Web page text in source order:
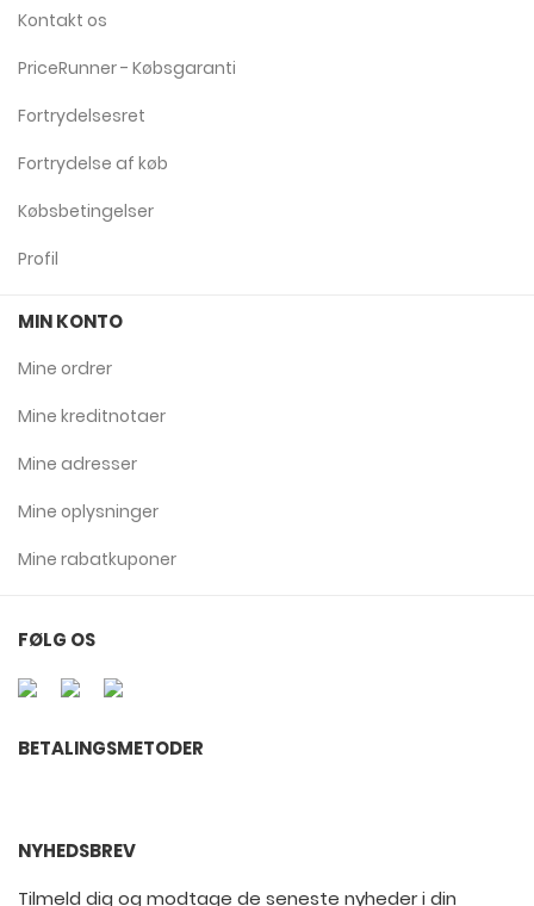
Kontakt os
PriceRunner - Købsgaranti
Fortrydelsesret
Fortrydelse af køb
Købsbetingelser
Profil
MIN KONTO
Mine ordrer
Mine kreditnotaer
Mine adresser
Mine oplysninger
Mine rabatkuponer
FØLG OS
BETALINGSMETODER
NYHEDSBREV
Tilmeld dig og modtage de seneste nyheder i din